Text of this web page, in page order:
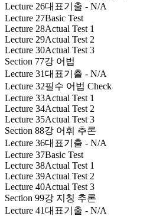
Lecture 26대표기출 - N/A
Lecture 27Basic Test
Lecture 28Actual Test 1
Lecture 29Actual Test 2
Lecture 30Actual Test 3
Section 77강 어법
Lecture 31대표기출 - N/A
Lecture 32필수 어법 Check
Lecture 33Actual Test 1
Lecture 34Actual Test 2
Lecture 35Actual Test 3
Section 88강 어휘 추론
Lecture 36대표기출 - N/A
Lecture 37Basic Test
Lecture 38Actual Test 1
Lecture 39Actual Test 2
Lecture 40Actual Test 3
Section 99강 지칭 추론
Lecture 41대표기출 - N/A